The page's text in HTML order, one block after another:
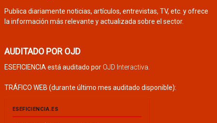
Publica diariamente noticias, artículos, entrevistas, TV, etc. y ofrece
la información más relevante y actualizada sobre el sector.
AUDITADO POR OJD
ESEFICIENCIA está auditado por OJD Interactiva
TRÁFICO WEB (durante último mes auditado disponible):